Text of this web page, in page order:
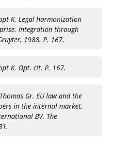
K. Legal harmonization
Integration through
1988. P. 167.
K. Opt. cit. P. 167.
Gr. EU law and the
in the internal market.
BV. The